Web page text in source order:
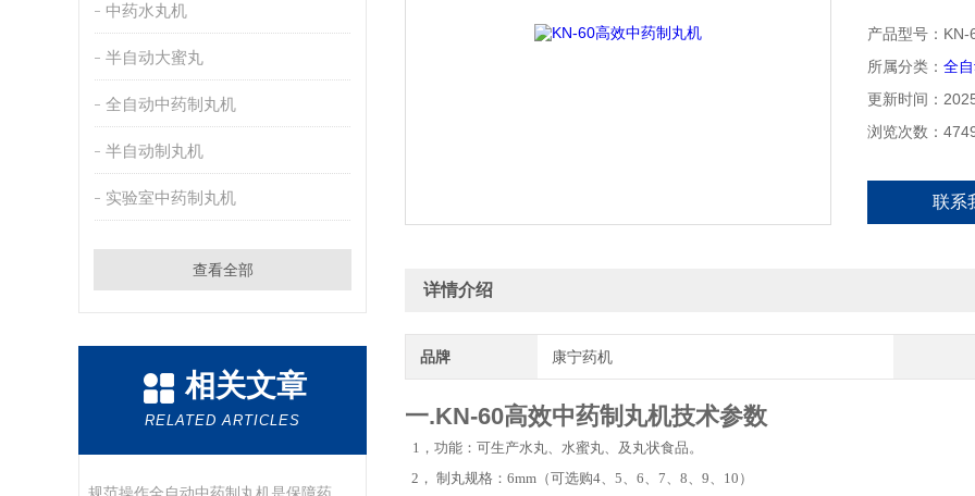
中药水丸机
半自动大蜜丸
全自动中药制丸机
半自动制丸机
实验室中药制丸机
查看全部
相关文章
RELATED ARTICLES
3，和药，将药
口出来的条一
产品型号：KN-
所属分类： 全
更新时间：
浏览次数：
联系
详情介绍
品牌 康宁药机
一.KN-60高效中药制丸机技术参数
1，功能：可生产水丸、水蜜丸、及丸状食品。
2， 制丸规格：6mm（可选购4、5、6、7、8、9、10）